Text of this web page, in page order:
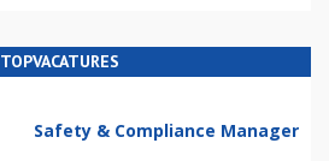
TOPVACATURES
Safety & Compliance Manager